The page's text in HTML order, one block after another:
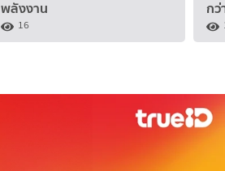
พลังงาน
16
กว่